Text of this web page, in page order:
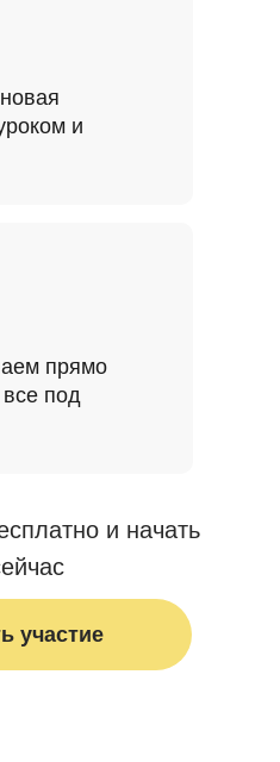
участие
и начать
и
прямо
под